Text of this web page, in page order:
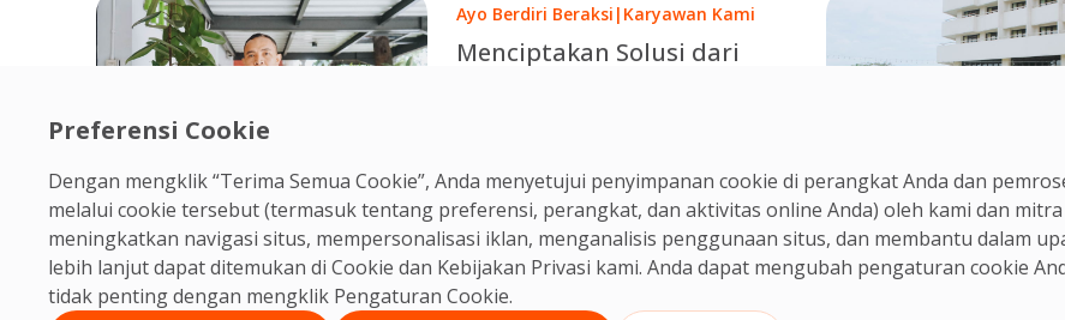
Preferensi Cookie
Dengan mengklik “Terima Semua Cookie”, Anda menyetujui penyimpanan cookie di perangkat Anda dan
melalui cookie tersebut (termasuk tentang preferensi, perangkat, dan aktivitas online Anda) oleh kami dan
meningkatkan navigasi situs, mempersonalisasi iklan, menganalisis penggunaan situs, dan membantu dalam
lebih lanjut dapat ditemukan di Cookie dan Kebijakan Privasi kami. Anda dapat mengubah pengaturan cookie
tidak penting dengan mengklik Pengaturan Cookie.
Ayo Berdiri Beraksi | Karyawan Kami
Menciptakan Solusi dari
menjalankan tugas tapi ikut
memperhatikan proses kerja dan
mencari langkah perbaikan.
OCS Team
15 Jul, 2026